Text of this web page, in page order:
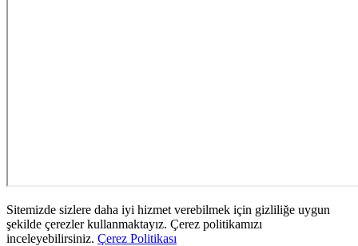
Sitemizde sizlere daha iyi hizmet verebilmek için gizliliğe uygun
şekilde çerezler kullanmaktayız. Çerez politikamızı
inceleyebilirsiniz. Çerez Politikası